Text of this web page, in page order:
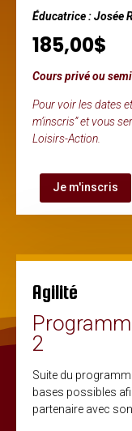
Éducatrice : Josée
185,00$
Cours privé ou
Pour voir les dates
m’inscris” et vous
Loisirs-Action.
Je m'inscris
Agilité
2
Suite du
bases possibles
partenaire avec